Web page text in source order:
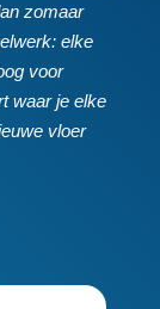
zomaar
elke
voor
waar je elke
vloer